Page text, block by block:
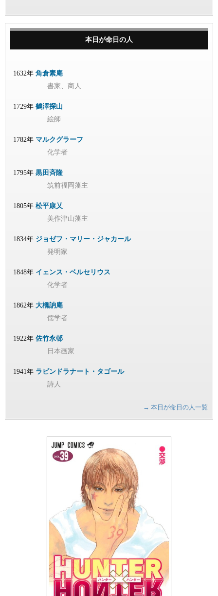
本日が命日の人
1632年 角倉素庵
書家、商人
1729年 鶴澤探山
絵師
1782年 マルクグラーフ
化学者
1795年 黒田斉隆
筑前福岡藩主
1805年 松平康乂
美作津山藩主
1834年 ジョゼフ・マリー・ジャカール
発明家
1848年 イェンス・ベルセリウス
化学者
1862年 大橋訥庵
儒学者
1922年 佐竹永邨
日本画家
1941年 ラビンドラナート・タゴール
詩人
→ 本日が命日の人一覧